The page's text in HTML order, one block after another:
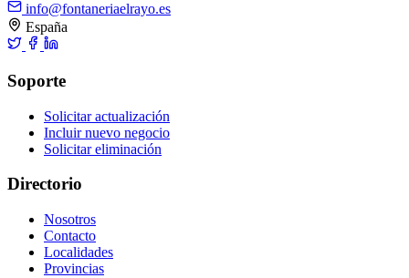
info@fontaneriaelrayo.es
España
Soporte
Solicitar actualización
Incluir nuevo negocio
Solicitar eliminación
Directorio
Nosotros
Contacto
Localidades
Provincias